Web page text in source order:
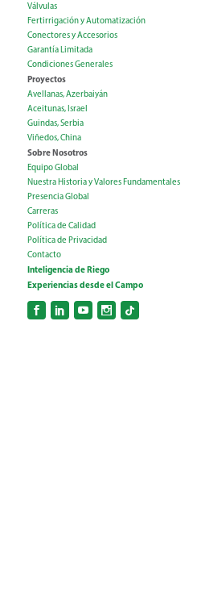
Válvulas
Fertirrigación y Automatización
Conectores y Accesorios
Garantía Limitada
Condiciones Generales
Proyectos
Avellanas, Azerbaiyán
Aceitunas, Israel
Guindas, Serbia
Viñedos, China
Sobre Nosotros
Equipo Global
Nuestra Historia y Valores Fundamentales
Presencia Global
Carreras
Política de Calidad
Política de Privacidad
Contacto
Inteligencia de Riego
Experiencias desde el Campo